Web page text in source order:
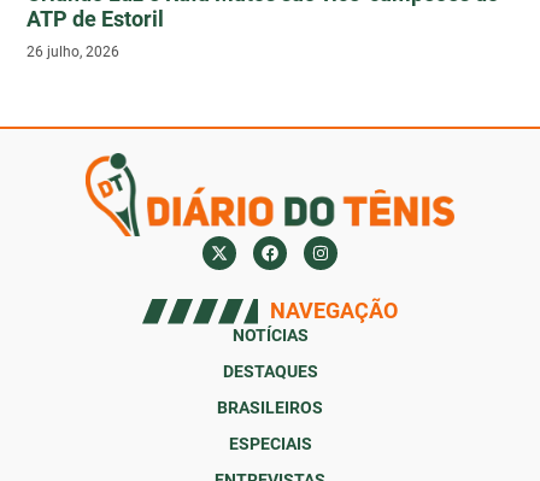
ATP de Estoril
26 julho, 2026
NAVEGAÇÃO
NOTÍCIAS
DESTAQUES
BRASILEIROS
ESPECIAIS